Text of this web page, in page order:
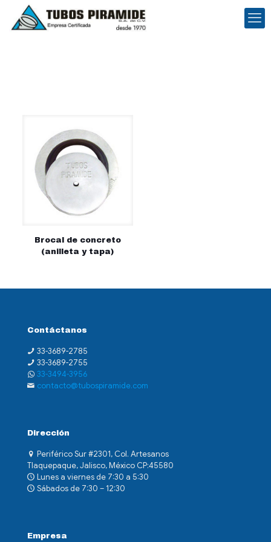
Brocal de concreto
(anilleta y tapa)
Contáctanos
33-3689-2785
33-3689-2755
33-3494-3956
contacto@tubospiramide.com
Dirección
Periférico Sur #2301, Col. Artesanos
Tlaquepaque, Jalisco, México CP:45580
Lunes a viernes de 7:30 a 5:30
Sábados de 7:30 – 12:30
Empresa